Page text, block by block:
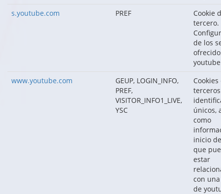
s.youtube.com
PREF
Cookie
tercero.
de los
www.youtube.com
GEUP, LOGIN_INFO,
PREF,
VISITOR_INFO1_LIVE,
YSC
Cookies
únicos,
como
inicio
que
estar
con
de